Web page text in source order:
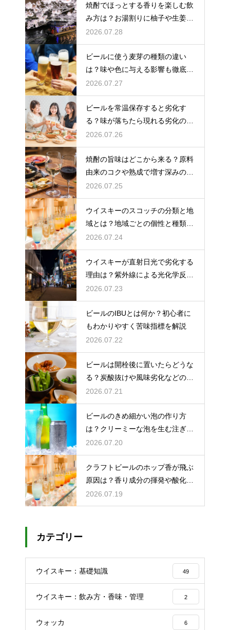
焼酎でほっとする香りを楽しむ飲
み方は？お湯割りに柚子や生姜を
加えてリラックス効果を実感
2026.07.28
ビールに使う麦芽の種類の違い
は？味や色に与える影響も徹底解
説
2026.07.27
ビールを常温保存すると劣化す
る？味が落ちたら現れる劣化のサ
インを解説
2026.07.26
焼酎の旨味はどこから来る？原料
由来のコクや熟成で増す深みの秘
密を解説
2026.07.25
ウイスキーのスコッチの分類と地
域とは？地域ごとの個性と種類を
解説
2026.07.24
ウイスキーが直射日光で劣化する
理由は？紫外線による光化学反応
で風味が損なわれるため
2026.07.23
ビールのIBUとは何か？初心者に
もわかりやすく苦味指標を解説
2026.07.22
ビールは開栓後に置いたらどうな
る？炭酸抜けや風味劣化などの影
響を解説
2026.07.21
ビールのきめ細かい泡の作り方
は？クリーミーな泡を生む注ぎ方
のコツ
2026.07.20
クラフトビールのホップ香が飛ぶ
原因は？香り成分の揮発や酸化で
失われる理由を解説
2026.07.19
カテゴリー
ウイスキー：基礎知識 49
ウイスキー：飲み方・香味・管理 2
ウォッカ 6